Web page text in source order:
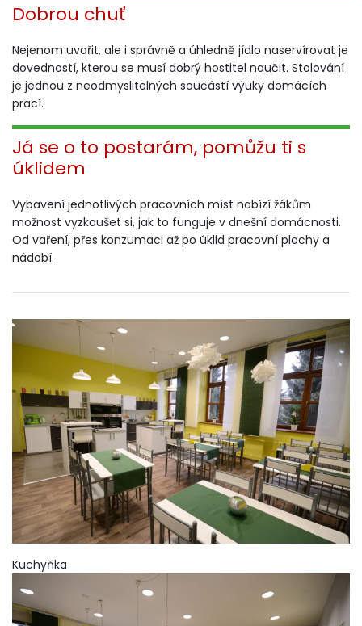
Dobrou chuť
Nejenom uvařit, ale i správně a úhledně jídlo naservírovat je
dovedností, kterou se musí dobrý hostitel naučit. Stolování
je jednou z neodmyslitelných součástí výuky domácích
prací.
Já se o to postarám, pomůžu ti s
úklidem
Vybavení jednotlivých pracovních míst nabízí žákům
možnost vyzkoušet si, jak to funguje v dnešní domácnosti.
Od vaření, přes konzumaci až po úklid pracovní plochy a
nádobí.
Kuchyňka